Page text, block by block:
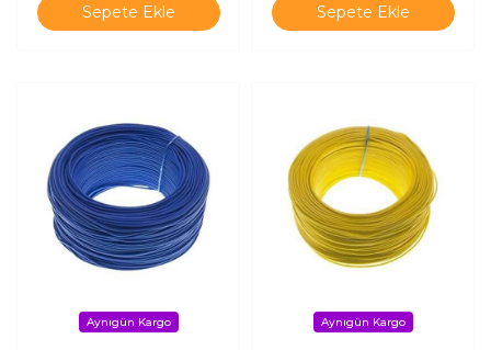
Sepete Ekle Sepete Ekle